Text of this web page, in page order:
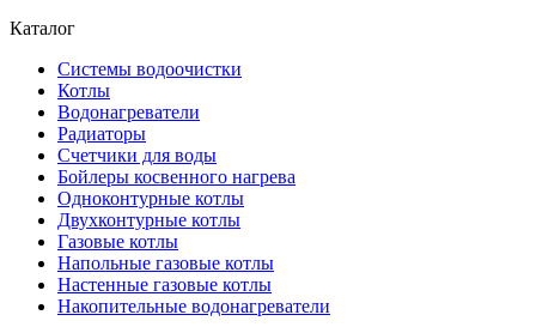
Каталог
Системы водоочистки
Котлы
Водонагреватели
Радиаторы
Cчетчики для воды
Бойлеры косвенного нагрева
Одноконтурные котлы
Двухконтурные котлы
Газовые котлы
Напольные газовые котлы
Настенные газовые котлы
Накопительные водонагреватели